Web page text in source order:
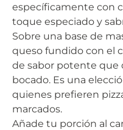
específicamente con
toque especiado y
Sobre una base de
queso fundido con el
de sabor potente que
bocado. Es una
quienes prefieren
marcados.
Añade tu porción al